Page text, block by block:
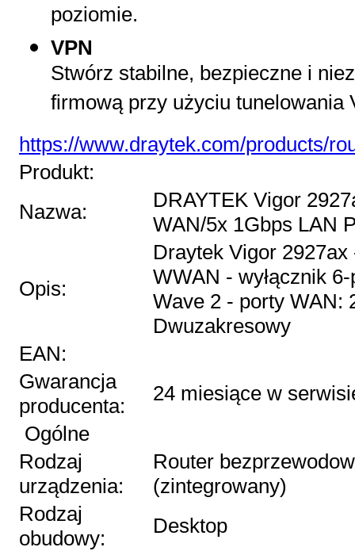
poziomie.
VPN
Stwórz stabilne, bezpieczne i
firmową przy użyciu tunelowania
https://www.draytek.com/products/
Produkt:
Nazwa:
DRAYTEK Vigor
WAN/5x 1Gbps LAN
Opis:
Draytek Vigor
WWAN - wyłącznik
Wave 2 - porty WAN:
Dwuzakresowy
EAN:
Gwarancja
producenta:
24 miesiące w
Ogólne
Rodzaj
urządzenia:
Router
(zintegrowany)
Rodzaj
obudowy:
Desktop